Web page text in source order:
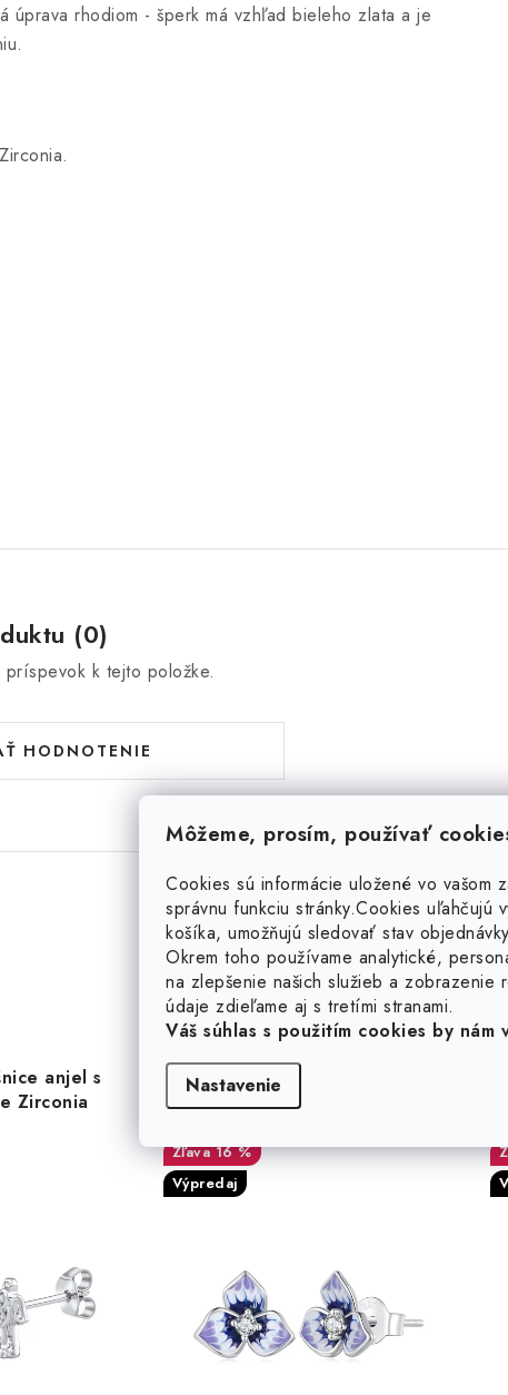
Môžeme, prosím, používať
Cookies sú informácie uložené vo vašom
správnu funkciu stránky.Cookies uľahčujú
košíka, umožňujú sledovať stav
Okrem toho používame analytické,
na zlepšenie našich služieb a zobrazenie
údaje zdieľame aj s tretími stranami.
Váš súhlas s použitím cookies by nám
Nastavenie
úprava rhodiom - šperk má vzhľad bieleho zlata a je
(0)
k tejto položke.
HODNOTENIE
Podobné
anjel s
Zirconia
Strieborné náušnice fialový
kvet
16 %
Výpredaj